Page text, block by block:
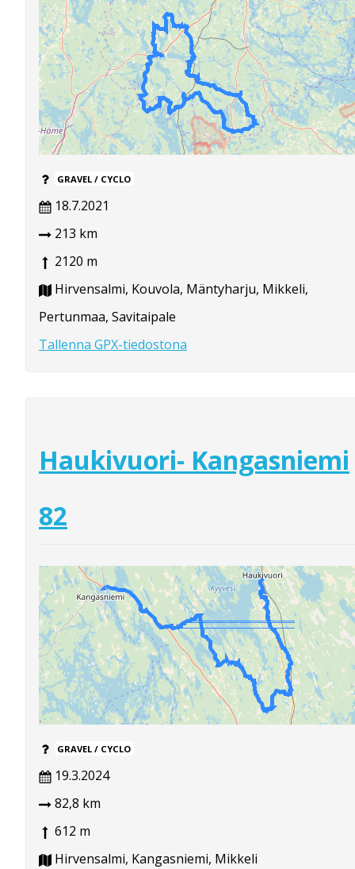
GRAVEL / CYCLO
18.7.2021
213 km
2120 m
Hirvensalmi, Kouvola, Mäntyharju, Mikkeli,
Pertunmaa, Savitaipale
Tallenna GPX-tiedostona
Haukivuori- Kangasniemi
82
GRAVEL / CYCLO
19.3.2024
82,8 km
612 m
Hirvensalmi, Kangasniemi, Mikkeli